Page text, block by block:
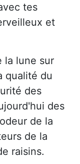
tes
et
la lune sur
qualité du
des
des
de la
de la
raisins.